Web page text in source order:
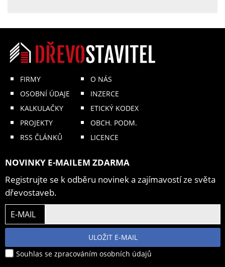
FIRMY
OSOBNÍ ÚDAJE
KALKULAČKY
PROJEKTY
RSS ČLÁNKŮ
O NÁS
INZERCE
ETICKÝ KODEX
OBCH. PODM.
LICENCE
NOVINKY E-MAILEM ZDARMA
Registrujte se k odběru novinek a zajímavostí ze světa
dřevostaveb.
E-MAIL
ULOŽIT E-MAIL
Souhlas se zpracováním osobních údajů